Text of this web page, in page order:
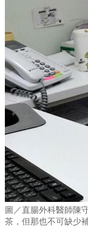
圖／直腸外科醫師陳
茶，但那也不可缺少